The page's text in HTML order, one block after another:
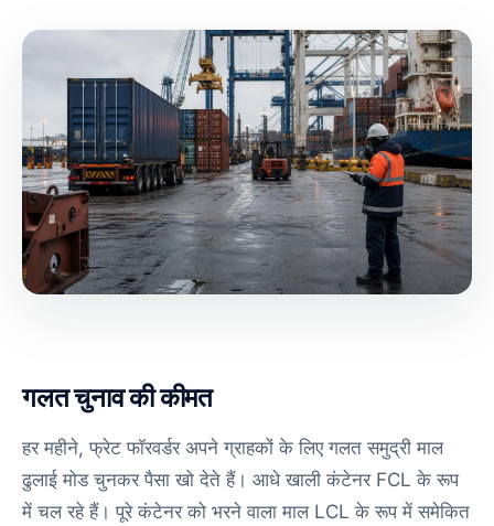
गलत चुनाव की कीमत
हर महीने, फ्रेट फॉरवर्डर अपने ग्राहकों के लिए गलत समुद्री माल
ढुलाई मोड चुनकर पैसा खो देते हैं। आधे खाली कंटेनर FCL के रूप
में चल रहे हैं। पूरे कंटेनर को भरने वाला माल LCL के रूप में समेकित